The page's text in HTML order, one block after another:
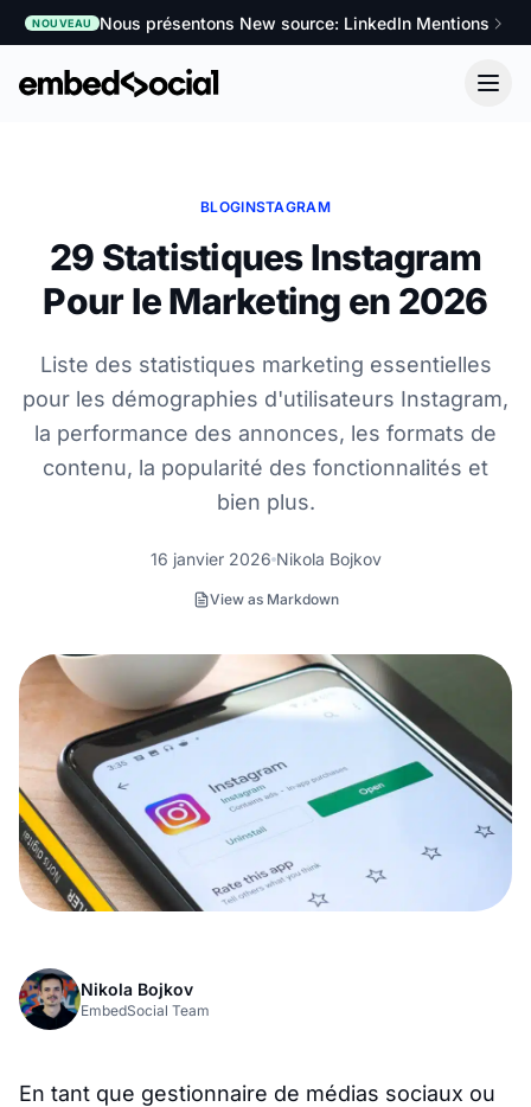
NOUVEAU Nous présentons New source: LinkedIn Mentions
BLOGINSTAGRAM
29 Statistiques Instagram
Pour le Marketing en 2026
Liste des statistiques marketing essentielles
pour les démographies d'utilisateurs Instagram,
la performance des annonces, les formats de
contenu, la popularité des fonctionnalités et
bien plus.
16 janvier 2026 Nikola Bojkov
View as Markdown
Nikola Bojkov
EmbedSocial Team
En tant que gestionnaire de médias sociaux ou